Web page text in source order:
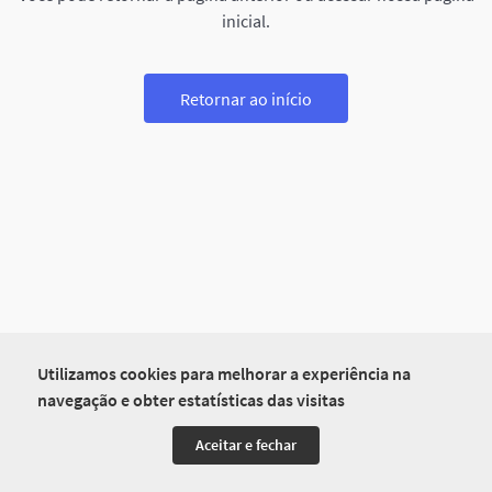
Utilizamos cookies para melhorar a experiência na
navegação e obter estatísticas das visitas
Aceitar e fechar
inicial.
Retornar ao início